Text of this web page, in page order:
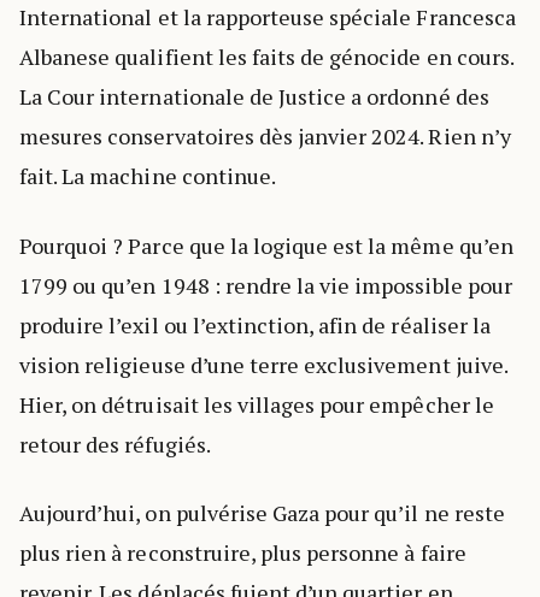
International et la rapporteuse spéciale Francesca
Albanese qualifient les faits de génocide en cours.
La Cour internationale de Justice a ordonné des
mesures conservatoires dès janvier 2024. Rien n’y
fait. La machine continue.
Pourquoi ? Parce que la logique est la même qu’en
1799 ou qu’en 1948 : rendre la vie impossible pour
produire l’exil ou l’extinction, afin de réaliser la
vision religieuse d’une terre exclusivement juive.
Hier, on détruisait les villages pour empêcher le
retour des réfugiés.
Aujourd’hui, on pulvérise Gaza pour qu’il ne reste
plus rien à reconstruire, plus personne à faire